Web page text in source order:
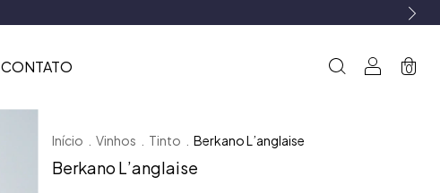
CONTATO 0
Início Vinhos Tinto Berkano L’anglaise
Berkano L’anglaise